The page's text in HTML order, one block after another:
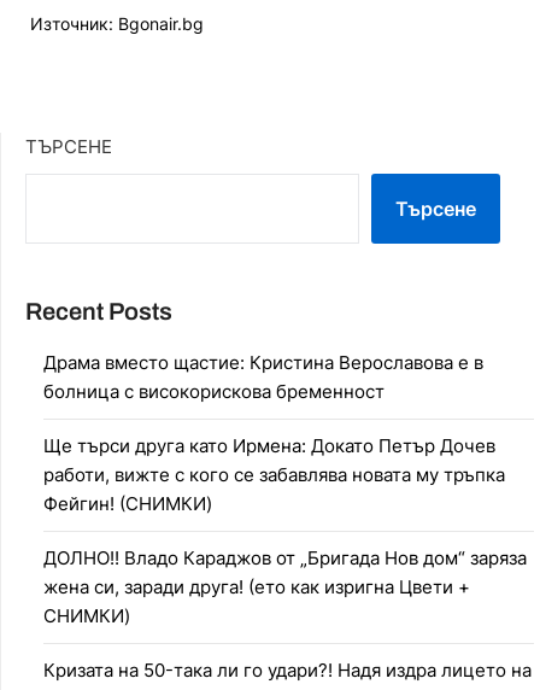
Източник: Bgonair.bg
ТЪРСЕНЕ
Търсене
Recent Posts
Драма вместо щастие: Кристина Верославова е в
болница с високорискова бременност
Ще търси друга като Ирмена: Докато Петър Дочев
работи, вижте с кого се забавлява новата му тръпка
Фейгин! (СНИМКИ)
ДОЛНО!! Владо Караджов от „Бригада Нов дом“ заряза
жена си, заради друга! (ето как изригна Цвети +
СНИМКИ)
Кризата на 50-така ли го удари?! Надя издра лицето на